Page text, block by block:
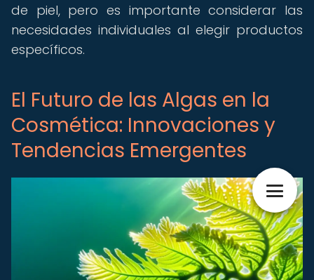
de piel, pero es importante considerar las
necesidades individuales al elegir productos
específicos.
El Futuro de las Algas en la
Cosmética: Innovaciones y
Tendencias Emergentes